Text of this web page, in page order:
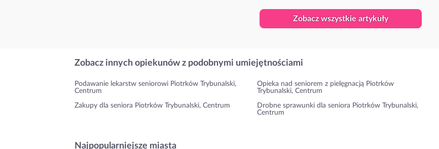
Zobacz wszystkie artykuły
Zobacz innych opiekunów z podobnymi umiejętnościami
Podawanie lekarstw seniorowi Piotrków Trybunalski,
Centrum
Opieka nad seniorem z pielęgnacją Piotrków
Trybunalski, Centrum
Zakupy dla seniora Piotrków Trybunalski, Centrum
Drobne sprawunki dla seniora Piotrków Trybunalski,
Centrum
Najpopularniejsze miasta